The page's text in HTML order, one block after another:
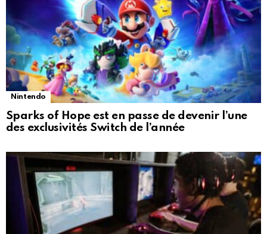
Nintendo
Sparks of Hope est en passe de devenir l’une
des exclusivités Switch de l’année